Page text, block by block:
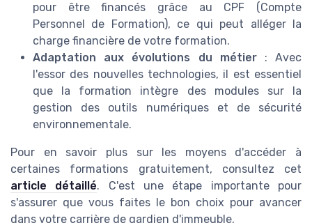
pour être financés grâce au CPF (Compte
Personnel de Formation), ce qui peut alléger la
charge financière de votre formation.
Adaptation aux évolutions du métier: Avec
l'essor des nouvelles technologies, il est essentiel
que la formation intègre des modules sur la
gestion des outils numériques et de sécurité
environnementale.
Pour en savoir plus sur les moyens d'accéder à
certaines formations gratuitement, consultez cet
article détaillé. C'est une étape importante pour
s'assurer que vous faites le bon choix pour avancer
dans votre carrière de gardien d'immeuble.